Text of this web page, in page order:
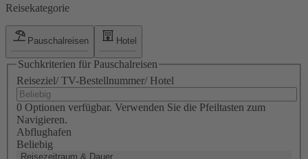
Reisekategorie
Pauschalreisen Hotel
Suchkriterien für Pauschalreisen
Reiseziel/ TV-Bestellnummer/ Hotel
0 Optionen verfügbar. Verwenden Sie die Pfeiltasten zum
Navigieren.
Abflughafen
Beliebig
Reisezeitraum & Dauer